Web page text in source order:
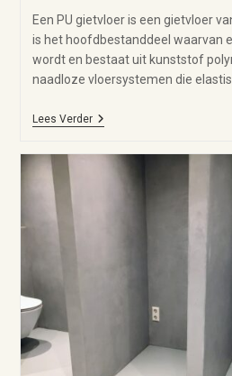
Een PU gietvloer is een gietvloer
is het hoofdbestanddeel waarvan
wordt en bestaat uit kunststof
naadloze vloersystemen die
Lees Verder